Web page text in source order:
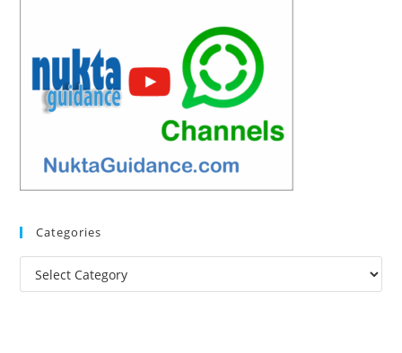
Categories
Categories